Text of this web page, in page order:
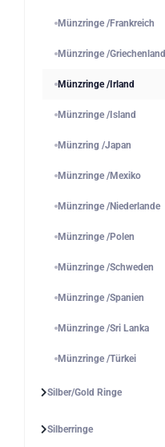
Münzringe /Frankreich
Münzringe /Griechenland
Münzringe /Irland
Münzringe /Island
Münzring /Japan
Münzringe /Mexiko
Münzringe /Niederlande
Münzringe /Polen
Münzringe /Schweden
Münzringe /Spanien
Münzringe /Sri Lanka
Münzringe /Türkei
Silber/Gold Ringe
Silberringe